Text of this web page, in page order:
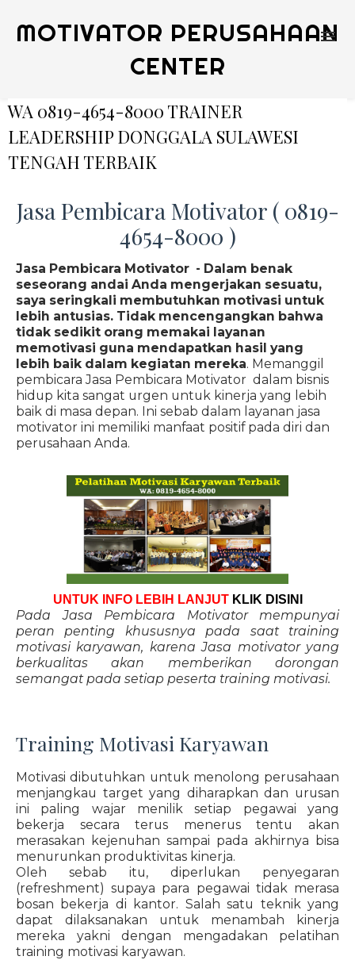
MOTIVATOR PERUSAHAAN
CENTER
WA 0819-4654-8000 TRAINER
LEADERSHIP DONGGALA SULAWESI
TENGAH TERBAIK
Jasa Pembicara Motivator ( 0819-
4654-8000 )
Jasa Pembicara Motivator - Dalam benak
seseorang andai Anda mengerjakan sesuatu,
saya seringkali membutuhkan motivasi untuk
lebih antusias. Tidak mencengangkan bahwa
tidak sedikit orang memakai layanan
memotivasi guna mendapatkan hasil yang
lebih baik dalam kegiatan mereka. Memanggil
pembicara Jasa Pembicara Motivator dalam bisnis
hidup kita sangat urgen untuk kinerja yang lebih
baik di masa depan. Ini sebab dalam layanan jasa
motivator ini memiliki manfaat positif pada diri dan
perusahaan Anda.
UNTUK INFO LEBIH LANJUT KLIK DISINI
Pada Jasa Pembicara Motivator mempunyai
peran penting khususnya pada saat training
motivasi karyawan, karena Jasa motivator yang
berkualitas akan memberikan dorongan
semangat pada setiap peserta training motivasi.
Training Motivasi Karyawan
Motivasi dibutuhkan untuk menolong perusahaan
menjangkau target yang diharapkan dan urusan
ini paling wajar menilik setiap pegawai yang
bekerja secara terus menerus tentu akan
merasakan kejenuhan sampai pada akhirnya bisa
menurunkan produktivitas kinerja.
Oleh sebab itu, diperlukan penyegaran
(refreshment) supaya para pegawai tidak merasa
bosan bekerja di kantor. Salah satu teknik yang
dapat dilaksanakan untuk menambah kinerja
mereka yakni dengan mengadakan pelatihan
training motivasi karyawan.